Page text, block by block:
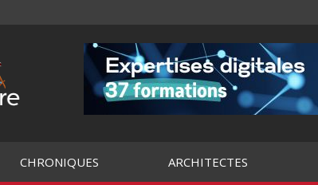
CHRONIQUES ARCHITECTES